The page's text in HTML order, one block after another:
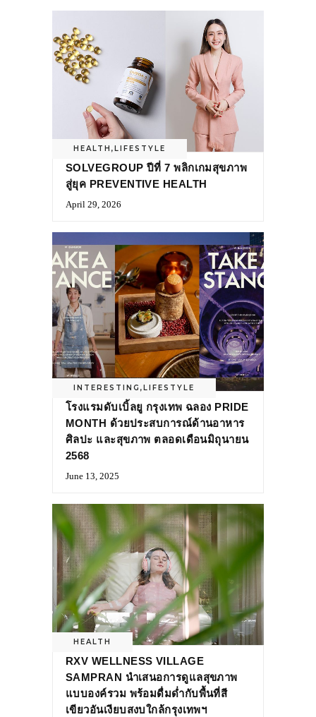
HEALTH , LIFESTYLE
SOLVEGROUP ปีที่ 7 พลิกเกมสุขภาพ
สู่ยุค PREVENTIVE HEALTH
April 29, 2026
INTERESTING , LIFESTYLE
โรงแรมดับเบิ้ลยู กรุงเทพ ฉลอง PRIDE
MONTH ด้วยประสบการณ์ด้านอาหาร
ศิลปะ และสุขภาพ ตลอดเดือนมิถุนายน
2568
June 13, 2025
HEALTH
RXV WELLNESS VILLAGE
SAMPRAN นำเสนอการดูแลสุขภาพ
แบบองค์รวม พร้อมดื่มด่ำกับพื้นที่สี
เขียวอันเงียบสงบใกล้กรุงเทพฯ